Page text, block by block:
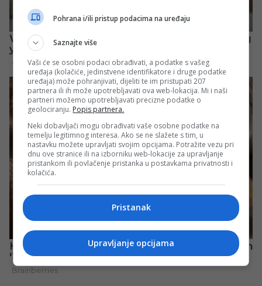
Pohrana i/ili pristup podacima na uređaju
Saznajte više
Vaši će se osobni podaci obrađivati, a podatke s vašeg
uređaja (kolačiće, jedinstvene identifikatore i druge podatke
uređaja) može pohranjivati, dijeliti te im pristupati 207
partnera ili ih može upotrebljavati ova web-lokacija. Mi i naši
partneri možemo upotrebljavati precizne podatke o
geolociranju. Popis partnera.
Neki dobavljači mogu obrađivati vaše osobne podatke na
temelju legitimnog interesa. Ako se ne slažete s tim, u
nastavku možete upravljati svojim opcijama. Potražite vezu pri
dnu ove stranice ili na izborniku web-lokacije za upravljanje
pristankom ili povlačenje pristanka u postavkama privatnosti i
kolačića.
Pristanak
Upravljanje opcijama